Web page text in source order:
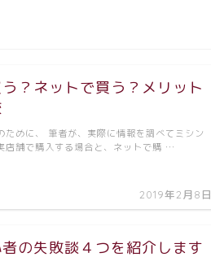
？ネットで買う？メリット
2019年2月8日
ために、 筆者が、実際に情報を調べてミシン
店舗で購入する場合と、ネットで購 …
の失敗談４つを紹介します